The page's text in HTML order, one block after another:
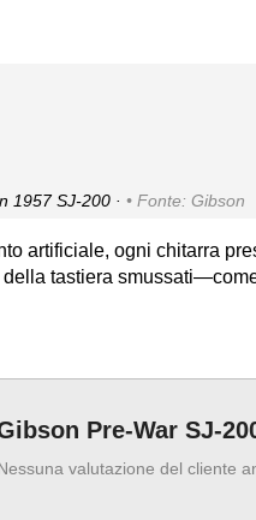
1957 SJ-200 · Fonte: Gibson
artificiale, ogni chitarra
tastiera
Pre-War SJ-
valutazione del cliente